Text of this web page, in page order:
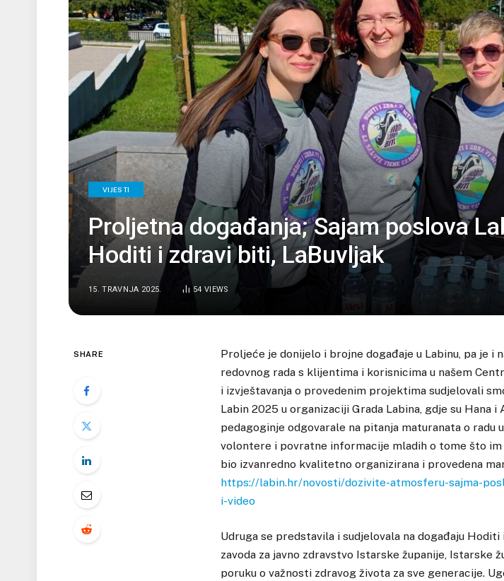
VIJESTI
Proljetna događanja; Sajam poslova
Hoditi i zdravi biti, LaBuvljak
15. TRAVNJA 2025. 54 VIEWS
SHARE
Proljeće je donijelo i brojne događaje u Labinu, pa je i
redovnog rada s klijentima i korisnicima u našem
i izvještavanja o provedenim projektima sudjelovali
Labin 2025 u organizaciji Grada Labina, gdje su Hana
pedagoginje odgovarale na pitanja maturanata o radu
volontere i povratne informacije mladih o tome što
bio izvanredno kvalitetno organizirana i provedena
https://labin.hr/novosti/dozivite-atmosferu-sajma-
i-video
Udruga se predstavila i sudjelovala na događaju
zavoda za javno zdravstvo Istarske županije, Istarske
poruku o važnosti zdravog života za sve generacije.